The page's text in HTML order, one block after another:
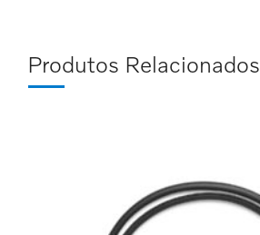
Produtos Relacionados